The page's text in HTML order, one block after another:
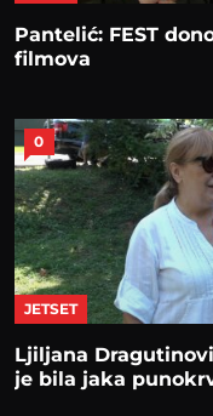
Pantelić: FEST
filmova
0
JETSET
Ljiljana
je bila jaka